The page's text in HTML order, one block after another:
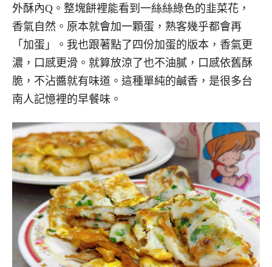
外酥內Q。整塊餅裡能看到一絲絲綠色的韭菜花，
香氣自然。原本就會加一顆蛋，熟客幾乎都會再
「加蛋」。我也跟著點了四份加蛋的版本，香氣更
濃，口感更滑。就算放涼了也不油膩，口感依舊酥
脆，不沾醬就有味道。這種單純的鹹香，是很多台
南人記憶裡的早餐味。